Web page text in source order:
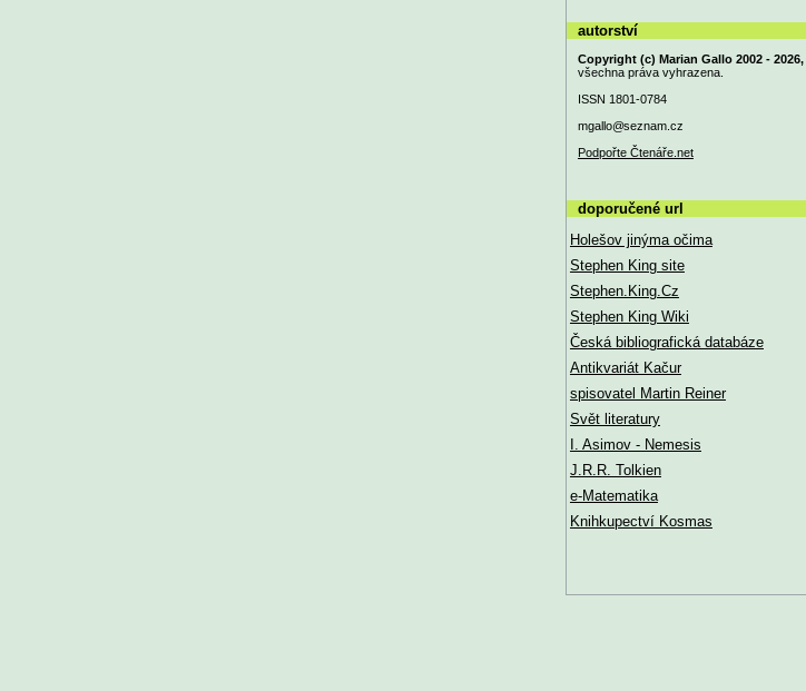
autorství
Copyright (c) Marian Gallo 2002 - 2026,
všechna práva vyhrazena.
ISSN 1801-0784
mgallo@seznam.cz
Podpořte Čtenáře.net
doporučené url
Holešov jinýma očima
Stephen King site
Stephen.King.Cz
Stephen King Wiki
Česká bibliografická databáze
Antikvariát Kačur
spisovatel Martin Reiner
Svět literatury
I. Asimov - Nemesis
J.R.R. Tolkien
e-Matematika
Knihkupectví Kosmas